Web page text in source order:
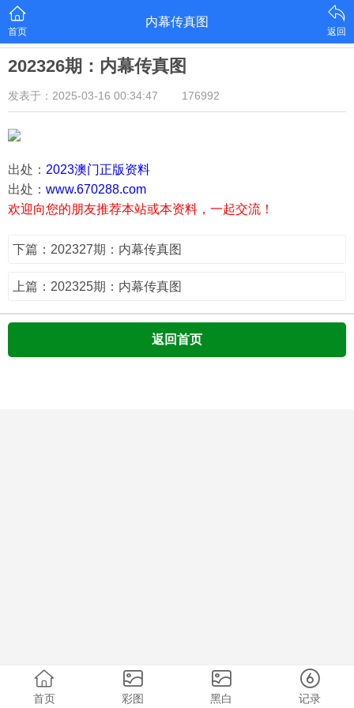
首页
内幕传真图
返回
202326期：内幕传真图
发表于：2025-03-16 00:34:47 176992
出处： 2023澳门正版资料
出处： www.670288.com
欢迎向您的朋友推荐本站或本资料，一起交流！
下篇：202327期：内幕传真图
上篇：202325期：内幕传真图
返回首页
首页 彩图 黑白 记录